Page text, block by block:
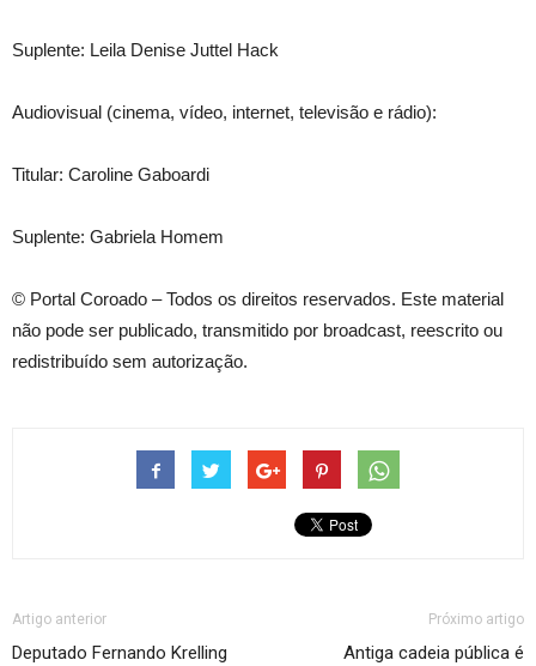
Suplente: Leila Denise Juttel Hack
Audiovisual (cinema, vídeo, internet, televisão e rádio):
Titular: Caroline Gaboardi
Suplente: Gabriela Homem
© Portal Coroado – Todos os direitos reservados. Este material
não pode ser publicado, transmitido por broadcast, reescrito ou
redistribuído sem autorização.
Artigo anterior
Deputado Fernando Krelling
Próximo artigo
Antiga cadeia pública é